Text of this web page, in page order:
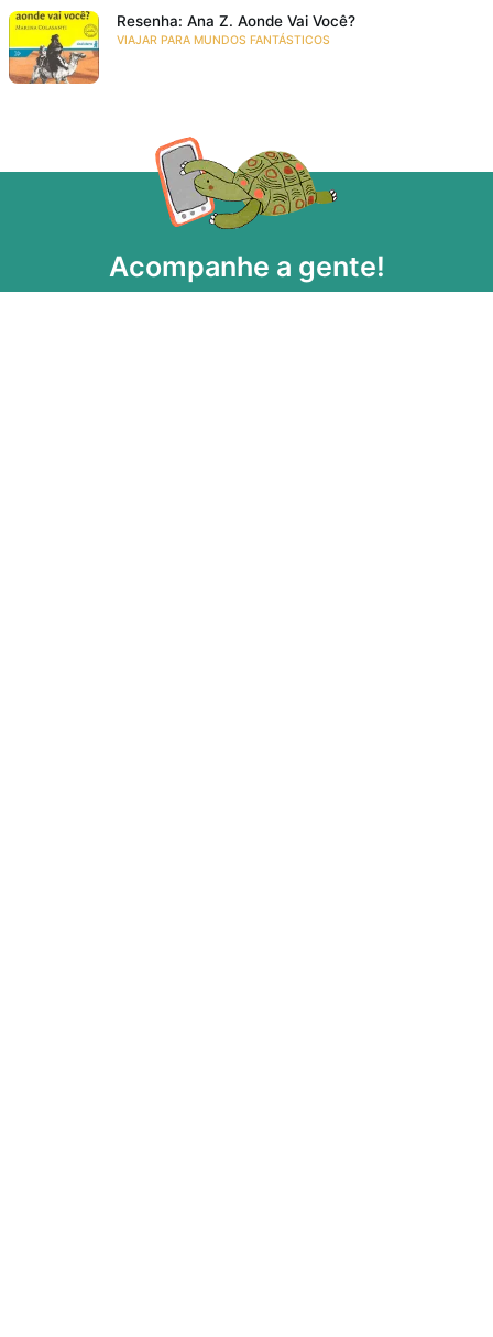
Resenha: Ana Z. Aonde Vai Você?
VIAJAR PARA MUNDOS FANTÁSTICOS
Acompanhe a gente!